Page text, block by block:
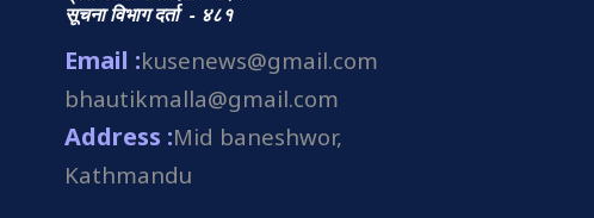
सूचना विभाग दर्ता - ४८१
Email :kusenews@gmail.com
bhautikmalla@gmail.com
Address :Mid baneshwor,
Kathmandu